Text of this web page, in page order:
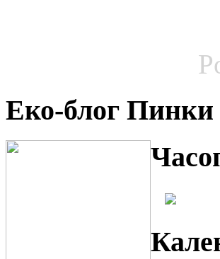
Еко-блог Пинки